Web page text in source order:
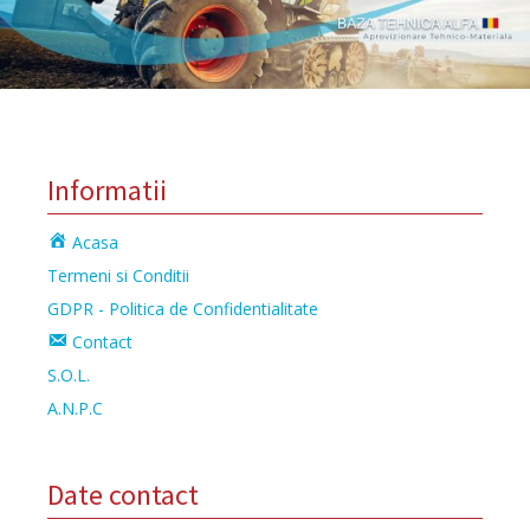
Informatii
Acasa
Termeni si Conditii
GDPR - Politica de Confidentialitate
Contact
S.O.L.
A.N.P.C
Date contact